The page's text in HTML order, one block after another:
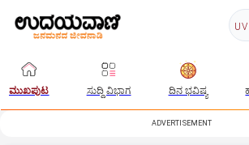
UV
ಮುಖಪುಟ ಸುದ್ದಿ ವಿಭಾಗ ದಿನ ಭವಿಷ್ಯ
ADVERTISEMENT